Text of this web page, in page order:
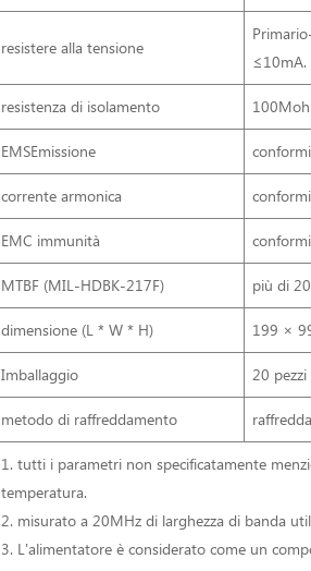
resistere alla tensione
≤10mA.
resistenza di isolamento
EMSEmissione
corrente armonica
EMC immunità
MTBF (MIL-HDBK-217F) più di
dimensione (L * W * H) 199 ×
Imballaggio 20
metodo di raffreddamento
1. tutti i parametri non specificatamente
temperatura.
2. misurato a 20MHz di larghezza di banda
3. L'alimentatore è considerato come un